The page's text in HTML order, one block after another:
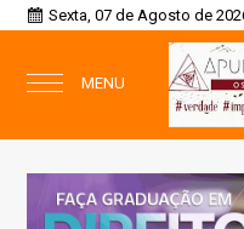
Sexta, 07 de Agosto de
MENU